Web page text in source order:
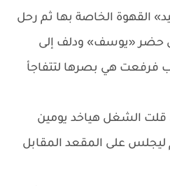
القهوة الخاصة بها ثم رحل
حضر «يوسف» ودلف إلى
فرفعت هي بصرها لتتفاجأ
الشغل هياخد يومين
ليجلس على المقعد المقابل